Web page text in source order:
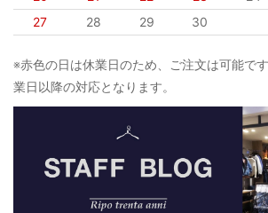
27
28 29 30
※赤色の日は休業日のため、ご注文は可能で
業日以降の対応となります。